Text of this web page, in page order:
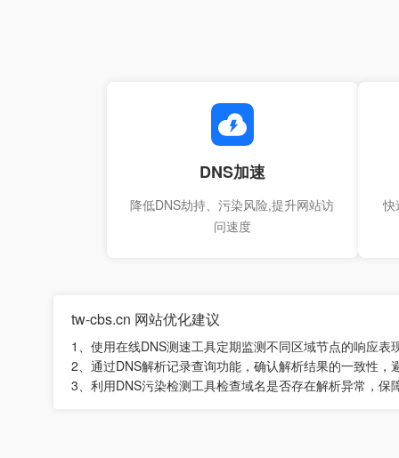
DNS加速
降低DNS劫持、污染风险,提升网站访
问速度
快
tw-cbs.cn 网站优化建议
1、使用在线DNS测速工具定期监测不同区域节点的响应
2、通过DNS解析记录查询功能，确认解析结果的一致性，
3、利用DNS污染检测工具检查域名是否存在解析异常，保